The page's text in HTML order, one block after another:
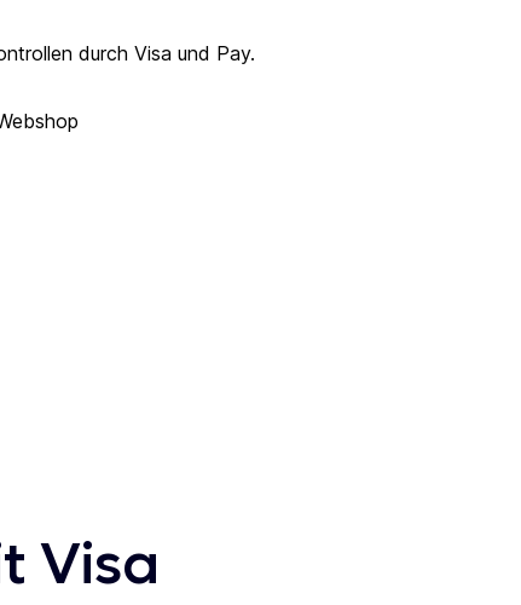
durch Visa und Pay.
Visa